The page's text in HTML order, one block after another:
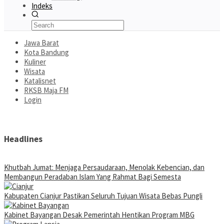
Indeks
Jawa Barat
Kota Bandung
Kuliner
Wisata
Katalisnet
RKSB Maja FM
Login
Headlines
Khutbah Jumat: Menjaga Persaudaraan, Menolak Kebencian, dan
Membangun Peradaban Islam Yang Rahmat Bagi Semesta
Kabupaten Cianjur Pastikan Seluruh Tujuan Wisata Bebas Pungli
Kabinet Bayangan Desak Pemerintah Hentikan Program MBG